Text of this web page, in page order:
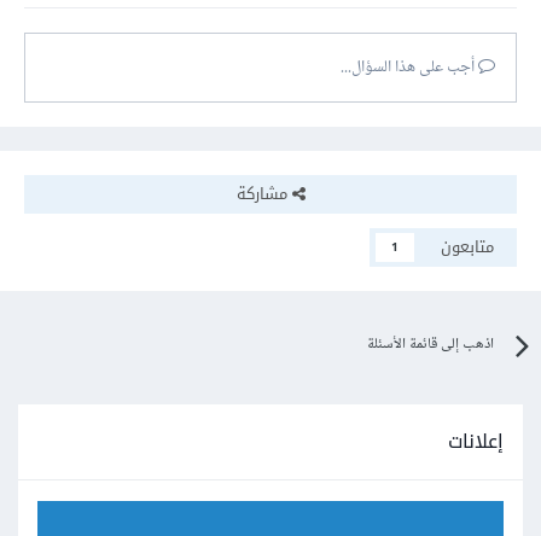
أجب على هذا السؤال...
مشاركة
متابعون
1
اذهب إلى قائمة الأسئلة
إعلانات